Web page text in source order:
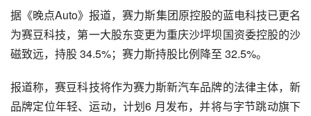
据《晚点Auto》报道，赛力斯集团原控股的蓝电科技已更名
为赛豆科技，第一大股东变更为重庆沙坪坝国资委控股的沙
磁致远，持股 34.5%；赛力斯持股比例降至 32.5%。
报道称，赛豆科技将作为赛力斯新汽车品牌的法律主体，新
品牌定位年轻、运动，计划6 月发布，并将与字节跳动旗下